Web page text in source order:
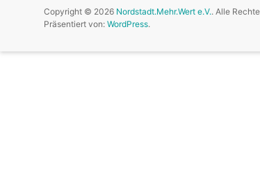
Copyright © 2026 Nordstadt.Mehr.Wert e.V.. Alle
Präsentiert von: WordPress.